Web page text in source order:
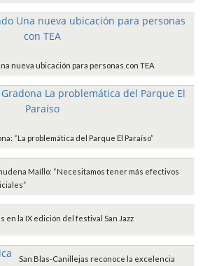
nueva ubicación para personas con TEA
“La problemática del Parque El Paraíso”
Maíllo: “Necesitamos tener más efectivos
en la IX edición del festival San Jazz
San Blas-Canillejas reconoce la excelencia